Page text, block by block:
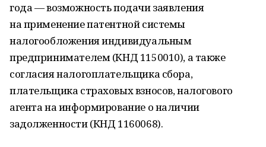
года — возможность подачи заявления
на применение патентной системы
налогообложения индивидуальным
предпринимателем (КНД 1150010), а также
согласия налогоплательщика сбора,
плательщика страховых взносов, налогового
агента на информирование о наличии
задолженности (КНД 1160068).